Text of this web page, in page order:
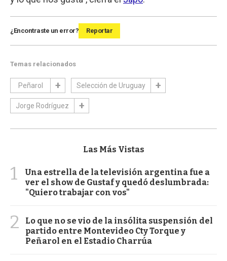
¿Encontraste un error? Reportar
Temas relacionados
Peñarol Selección de Uruguay
Jorge Rodríguez
Las Más Vistas
1
Una estrella de la televisión argentina fue a
ver el show de Gustaf y quedó deslumbrada:
"Quiero trabajar con vos"
2
Lo que no se vio de la insólita suspensión del
partido entre Montevideo Cty Torque y
Peñarol en el Estadio Charrúa